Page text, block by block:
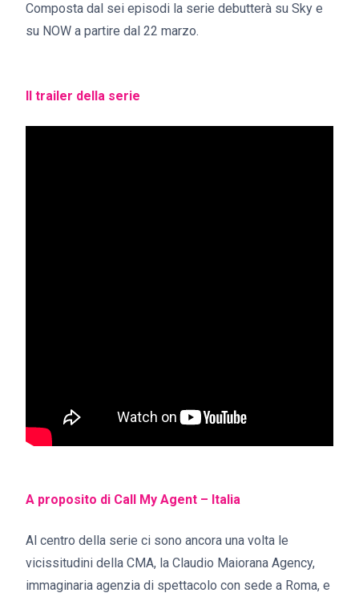
Composta dal sei episodi la serie debutterà su Sky e
su NOW a partire dal 22 marzo.
Il trailer della serie
A proposito di Call My Agent – Italia
Al centro della serie ci sono ancora una volta le
vicissitudini della CMA, la Claudio Maiorana Agency,
immaginaria agenzia di spettacolo con sede a Roma, e